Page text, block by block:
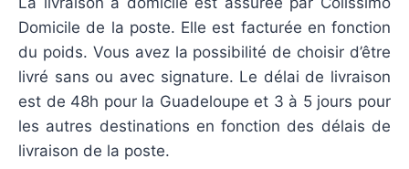
Domicile de la poste. Elle est facturée en fonction
du poids. Vous avez la possibilité de choisir d’être
livré sans ou avec signature. Le délai de livraison
est de 48h pour la Guadeloupe et 3 à 5 jours pour
les autres destinations en fonction des délais de
livraison de la poste.